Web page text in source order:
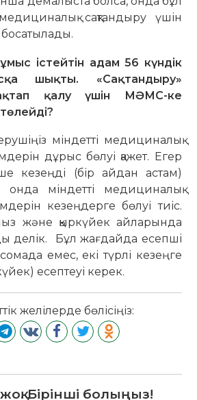
сақтандыру үшін
істейтін адам 56 күндік
шықты. «Сақтандыру»
қалу үшін МӘМС-ке
міндетті медициналық
дұрыс бөлуі қажет. Егер
кезеңді (бір айдан астам)
онда міндетті медициналық
кезеңдерге бөлуі тиіс.
және қыркүйек айларында
делік. Бұл жағдайда есепші
емес, екі түрлі кезеңге
есептеуі керек.
желілерде бөлісіңіз:
Бірінші болыңыз!